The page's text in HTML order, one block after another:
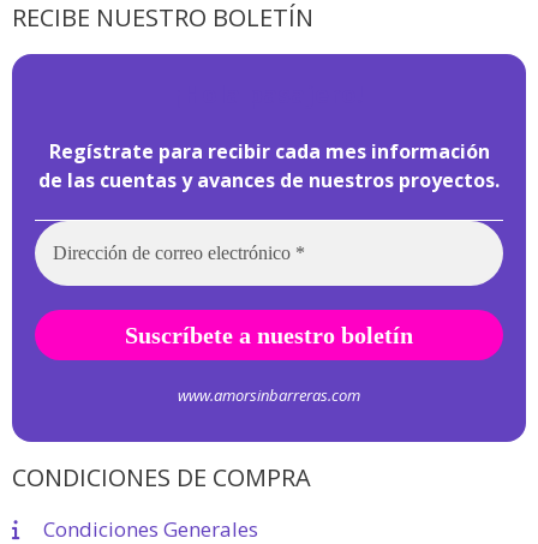
RECIBE NUESTRO BOLETÍN
Regístrate para recibir cada mes información
de las cuentas y avances de nuestros proyectos.
www.amorsinbarreras.com
CONDICIONES DE COMPRA
Condiciones Generales